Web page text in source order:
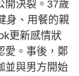
開決裂。37歲
身、用餐的親
更新感情狀
愛。事後，鄭
並與男方開始